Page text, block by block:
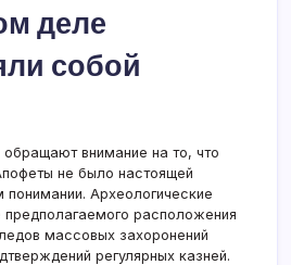
деле
собой
внимание на то, что
не было настоящей
Археологические
предполагаемого расположения
массовых захоронений
регулярных казней.